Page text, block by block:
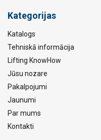
Kategorijas
Katalogs
Tehniskā informācija
Lifting KnowHow
Jūsu nozare
Pakalpojumi
Jaunumi
Par mums
Kontakti